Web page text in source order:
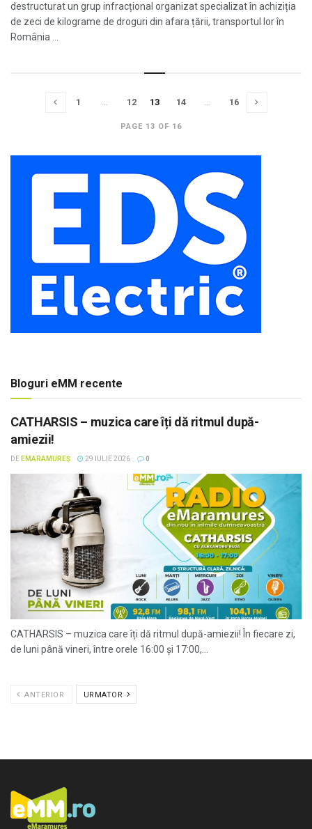
destructurat un grup infracțional organizat specializat în achiziția
de zeci de kilograme de droguri din afara țării, transportul lor în
România ...
PAGE 13 OF 16
1 … 12 13 14 … 16
Bloguri eMM recente
CATHARSIS – muzica care îți dă ritmul după-
amiezii!
DE EMARAMUREȘ 29 IULIE 2026 0
CATHARSIS – muzica care îți dă ritmul după-amiezii! În fiecare zi,
de luni până vineri, între orele 16:00 și 17:00,...
ANTERIOR URMATOR